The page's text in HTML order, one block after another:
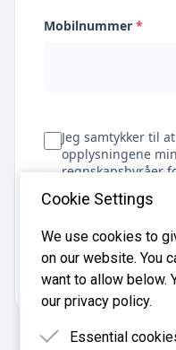
Mobilnummer *
Jeg samtykker til
opplysningene
regnskapsbyråer
regnskapsfører
Cookie Settings
We use cookies to
on our website. You
want to allow below.
our privacy policy.
Essential